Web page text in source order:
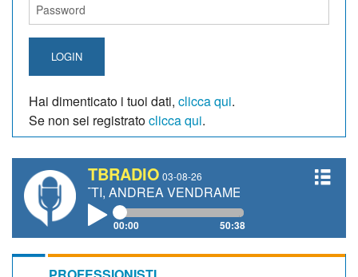
LOGIN
Hai dimenticato i tuoi dati, clicca qui.
Se non sei registratoclicca qui.
TBRADIO 03-08-26
ANDREA VENDRAME, FILIPPO FIORELLI
00:00 50:38